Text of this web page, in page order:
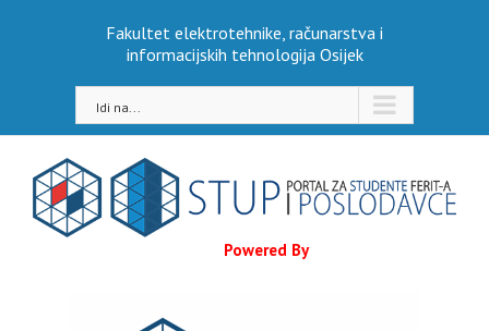
Fakultet elektrotehnike, računarstva i
informacijskih tehnologija Osijek
Idi na...
Powered By